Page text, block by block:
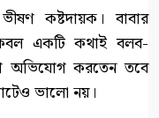
কষ্টদায়ক। বাবার
একটি কথাই বলব-
অভিযোগ করতেন তবে
ভালো নয়।